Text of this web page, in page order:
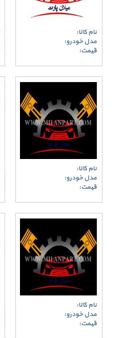
نام کالا:
مدل خودرو:
قیمت:
نام کالا:
مدل خودرو:
قیمت:
نام کالا:
مدل خودرو:
قیمت: